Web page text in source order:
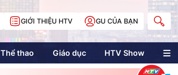
GIỚI THIỆU HTV GU CỦA BẠN
Thể thao Giáo dục HTV Show